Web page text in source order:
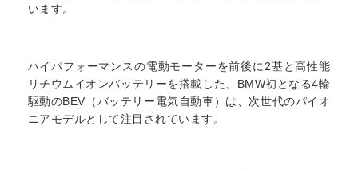
います。
ハイパフォーマンスの電動モーターを前後に2基と高性能
リチウムイオンバッテリーを搭載した、BMW初となる4輪
駆動のBEV（バッテリー電気自動車）は、次世代のパイオ
ニアモデルとして注目されています。